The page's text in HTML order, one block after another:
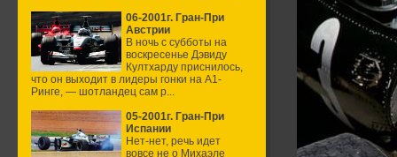
06-2001г. Гран-При
Австрии
В ночь с субботы на
воскресенье Дэвиду
Култхарду приснилось,
что он выходит в лидеры гонки на А1-
Ринге, — шотландец сам р...
05-2001г. Гран-При
Испании
Нет-нет, речь идет
вовсе не о Михаэле